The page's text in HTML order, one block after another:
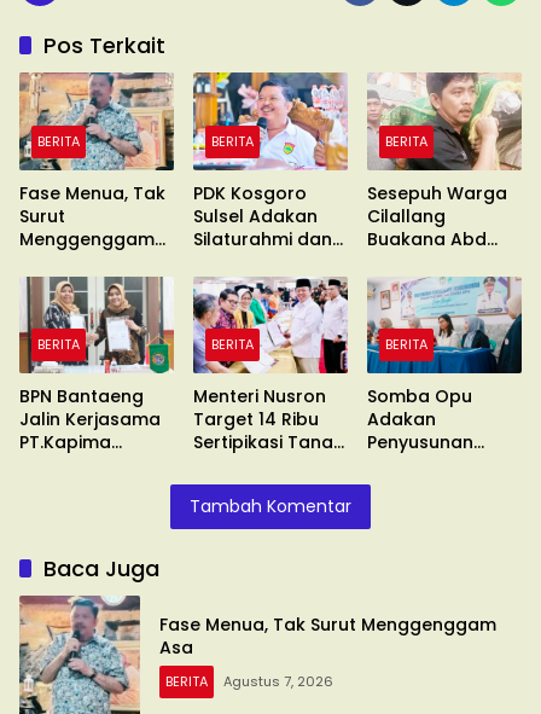
Pos Terkait
BERITA
Fase Menua, Tak
Surut
Menggenggam
BERITA
PDK Kosgoro
Sulsel Adakan
Silaturahmi dan
BERITA
Sesepuh Warga
Cilallang
Buakana Abd
Wafat
BERITA
BPN Bantaeng
Jalin Kerjasama
PT.Kapima
BERITA
Menteri Nusron
Target 14 Ribu
Sertipikasi Tanah
BERITA
Somba Opu
Adakan
Penyusunan
Pelayanan
Tambah Komentar
Baca Juga
Fase Menua, Tak Surut Menggenggam
Asa
BERITA Agustus 7, 2026